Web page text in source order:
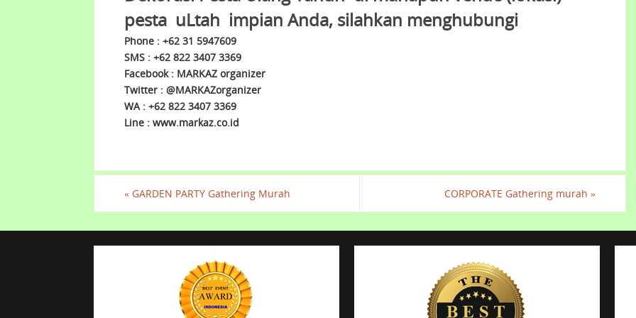
pesta uLtah impian Anda, silahkan menghubungi
Phone : +62 31 5947609
SMS : +62 822 3407 3369
Facebook : MARKAZ organizer
Twitter : @MARKAZorganizer
WA : +62 822 3407 3369
Line : www.markaz.co.id
« GARDEN PARTY Gathering Murah CORPORATE Gathering murah »